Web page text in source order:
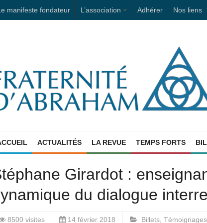
manifeste fondateur L’association Adhérer Nos liens
ACTUALITÉS LA REVUE TEMPS FORTS
Girardot :
du dialogue
8500 visites 14 février 2018 Billets Témoignages